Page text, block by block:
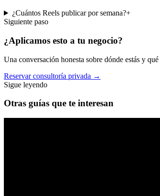
¿Cuántos Reels publicar por semana?+
Siguiente paso
¿Aplicamos esto a tu negocio?
Una conversación honesta sobre dónde estás y
Reservar consultoría privada →
Sigue leyendo
Otras guías que te interesan